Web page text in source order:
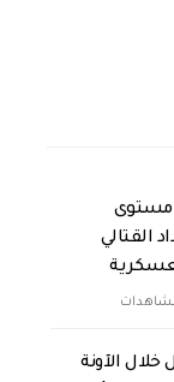
مستوى
القتالي
خلال الآونة